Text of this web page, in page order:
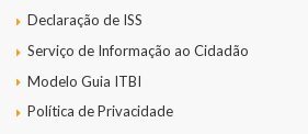
Declaração de ISS
Serviço de Informação ao Cidadão
Modelo Guia ITBI
Política de Privacidade